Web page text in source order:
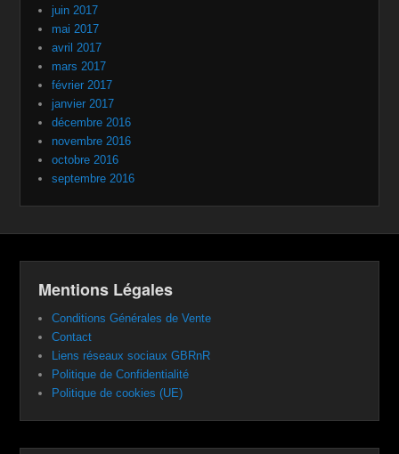
juin 2017
mai 2017
avril 2017
mars 2017
février 2017
janvier 2017
décembre 2016
novembre 2016
octobre 2016
septembre 2016
Mentions Légales
Conditions Générales de Vente
Contact
Liens réseaux sociaux GBRnR
Politique de Confidentialité
Politique de cookies (UE)